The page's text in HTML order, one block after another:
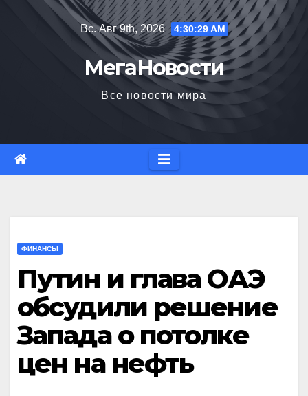
Вс. Авг 9th, 2026 4:30:30 AM
МегаНовости
Все новости мира
ФИНАНСЫ
Путин и глава ОАЭ
обсудили решение
Запада о потолке
цен на нефть